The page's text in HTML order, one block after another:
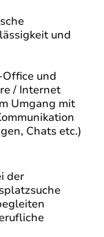
und
und
/ Internet
Umgang mit
Chats etc.)
der